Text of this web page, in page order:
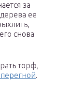
за
ее
снова
торф,
.